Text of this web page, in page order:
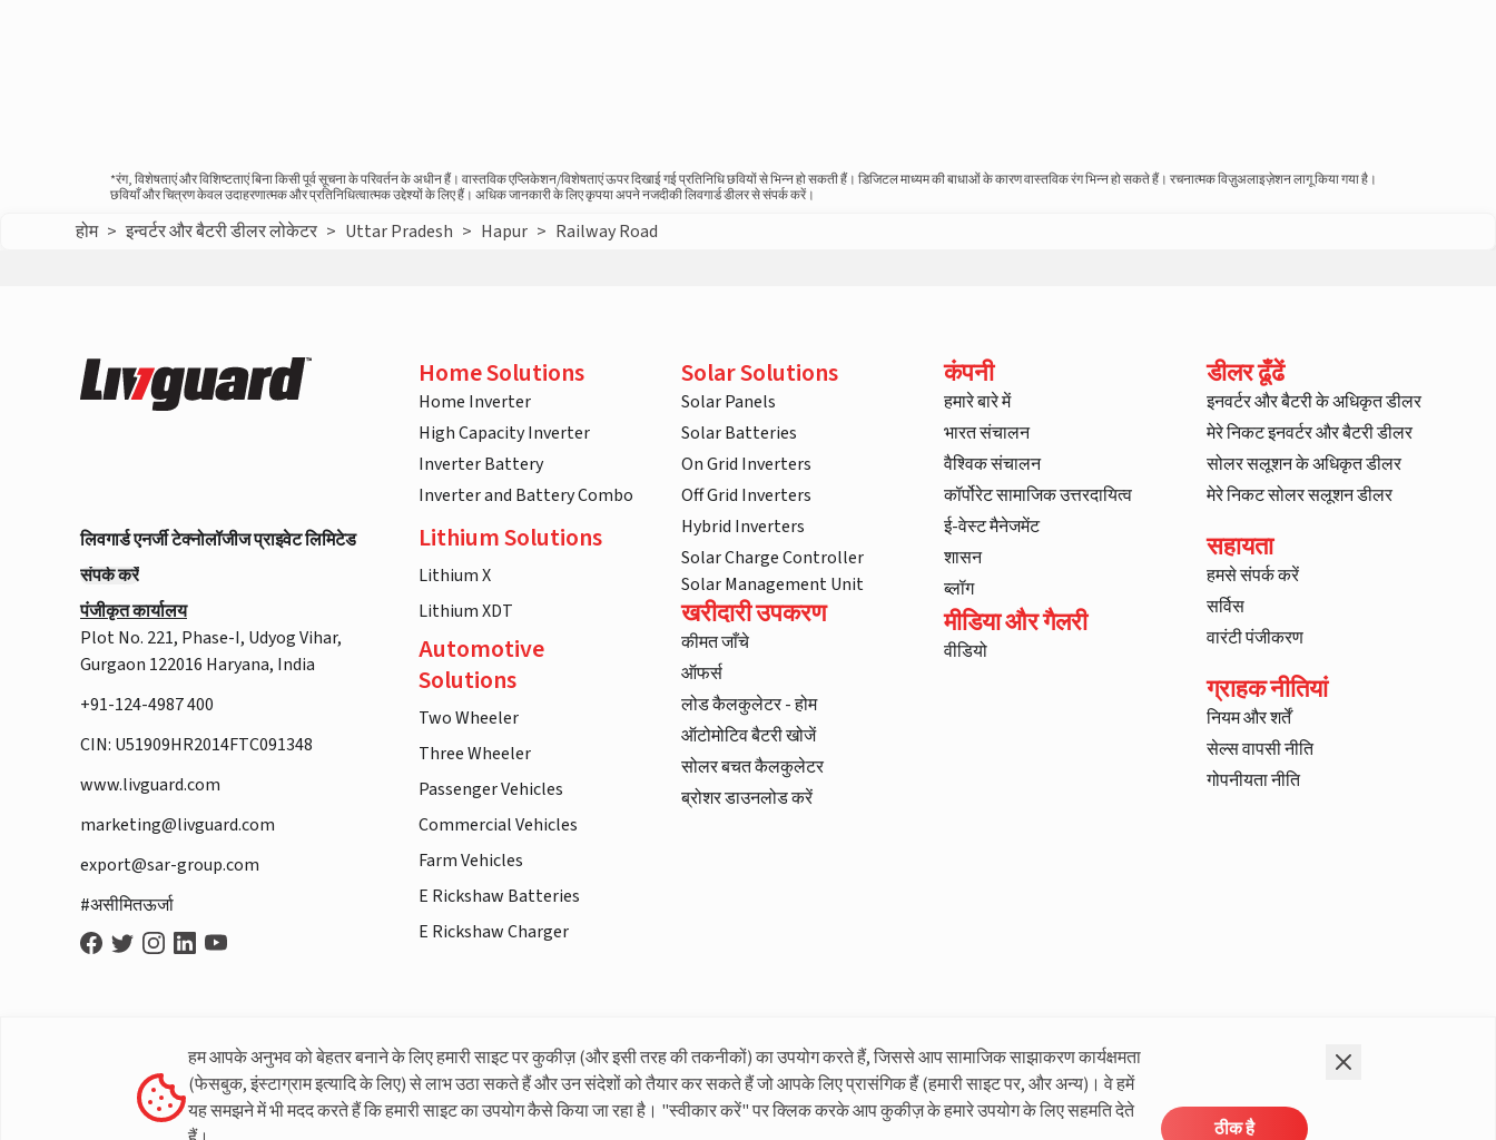
*रंग, विशेषताएं और विशिष्टताएं बिना किसी पूर्व सूचना के परिवर्तन के अधीन हैं। वास्तविक एप्लिकेशन/विशेषताएं ऊपर दिखाई गई प्रतिनिधि छवियों से भिन्न हो सकती हैं। डिजिटल माध्यम की बाधाओं के कारण वास्तविक रंग भिन्न हो सकते हैं। रचनात्मक विज़ुअलाइज़ेशन लागू किया गया है।
छवियाँ और चित्रण केवल उदाहरणात्मक और प्रतिनिधित्वात्मक उद्देश्यों के लिए हैं। अधिक जानकारी के लिए कृपया अपने नजदीकी लिवगार्ड डीलर से संपर्क करें।
होम > इन्वर्टर और बैटरी डीलर लोकेटर > Uttar Pradesh > Hapur > Railway Road
लिवगार्ड एनर्जी टेक्नोलॉजीज प्राइवेट लिमिटेड
संपर्क करें
पंजीकृत कार्यालय
Plot No. 221, Phase-I, Udyog Vihar,
Gurgaon 122016 Haryana, India
+91-124-4987 400
CIN: U51909HR2014FTC091348
www.livguard.com
marketing@livguard.com
export@sar-group.com
#असीमितऊर्जा
Home Solutions
Home Inverter
High Capacity Inverter
Inverter Battery
Inverter and Battery Combo
Lithium Solutions
Lithium X
Lithium XDT
Automotive
Solutions
Two Wheeler
Three Wheeler
Passenger Vehicles
Commercial Vehicles
Farm Vehicles
E Rickshaw Batteries
E Rickshaw Charger
Solar Solutions
Solar Panels
Solar Batteries
On Grid Inverters
Off Grid Inverters
Hybrid Inverters
Solar Charge Controller
Solar Management Unit
खरीदारी उपकरण
कीमत जाँचे
ऑफर्स
लोड कैलकुलेटर - होम
ऑटोमोटिव बैटरी खोजें
सोलर बचत कैलकुलेटर
ब्रोशर डाउनलोड करें
कंपनी
हमारे बारे में
भारत संचालन
वैश्विक संचालन
कॉर्पोरेट सामाजिक उत्तरदायित्व
ई-वेस्ट मैनेजमेंट
शासन
ब्लॉग
मीडिया और गैलरी
वीडियो
डीलर ढूँढें
इनवर्टर और बैटरी के अधिकृत डीलर
मेरे निकट इनवर्टर और बैटरी डीलर
सोलर सलूशन के अधिकृत डीलर
मेरे निकट सोलर सलूशन डीलर
सहायता
हमसे संपर्क करें
सर्विस
वारंटी पंजीकरण
ग्राहक नीतियां
नियम और शर्तें
सेल्स वापसी नीति
गोपनीयता नीति
लिवगार्ड के बारे में अधिक जानकारी
हम आपके अनुभव को बेहतर बनाने के लिए हमारी साइट पर कुकीज़ (और इसी तरह की तकनीकों) का उपयोग करते हैं, जिससे आप सामाजिक साझाकरण कार्यक्षमता
(फेसबुक, इंस्टाग्राम इत्यादि के लिए) से लाभ उठा सकते हैं और उन संदेशों को तैयार कर सकते हैं जो आपके लिए प्रासंगिक हैं (हमारी साइट पर, और अन्य)। वे हमें
यह समझने में भी मदद करते हैं कि हमारी साइट का उपयोग कैसे किया जा रहा है। "स्वीकार करें" पर क्लिक करके आप कुकीज़ के हमारे उपयोग के लिए सहमति देते
ठीक है